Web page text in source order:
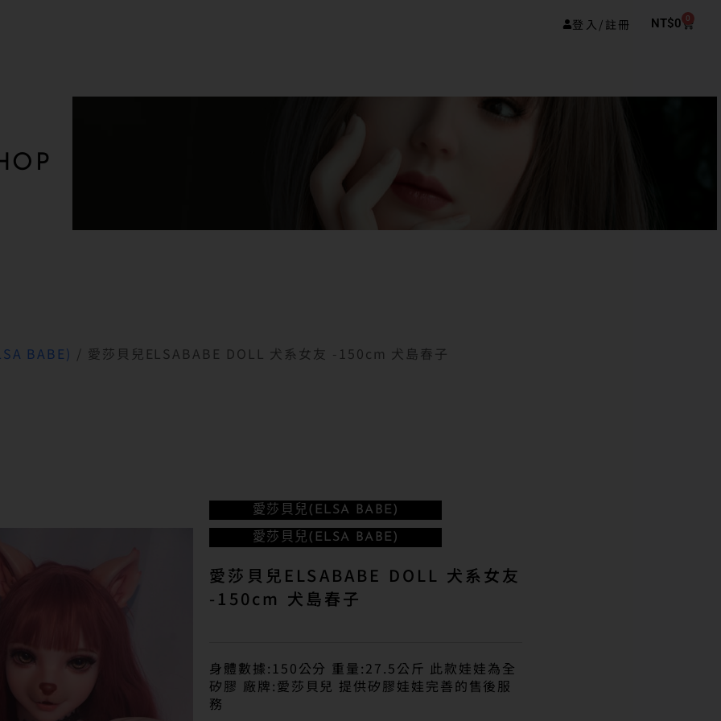
登入/註冊 NT$0 0
BABE) / 愛莎貝兒ELSABABE DOLL 犬系女友 -150cm 犬島春子
愛莎貝兒(ELSA BABE)
愛莎貝兒(ELSA BABE)
愛莎貝兒ELSABABE DOLL 犬系女友
-150cm 犬島春子
身體數據:150公分 重量:27.5公斤 此款娃娃為全
矽膠 廠牌:愛莎貝兒 提供矽膠娃娃完善的售後服
務